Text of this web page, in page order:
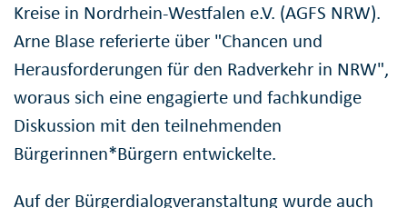
Kreise in Nordrhein-Westfalen e.V. (AGFS NRW).
Arne Blase referierte über "Chancen und
Herausforderungen für den Radverkehr in NRW",
woraus sich eine engagierte und fachkundige
Diskussion mit den teilnehmenden
Bürgerinnen*Bürgern entwickelte.
Auf der Bürgerdialogveranstaltung wurde auch